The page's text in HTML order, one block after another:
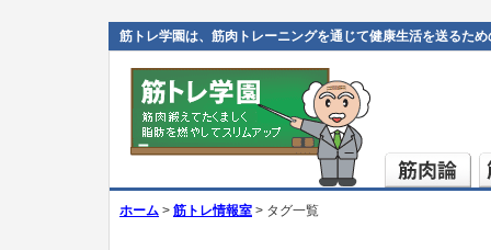
筋トレ学園は、筋肉トレーニングを通じて健康生活を送るた
ホーム > 筋トレ情報室 > タグ一覧